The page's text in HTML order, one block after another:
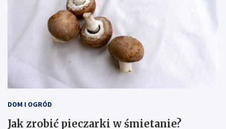
DOM I OGRÓD
Jak zrobić pieczarki w śmietanie?